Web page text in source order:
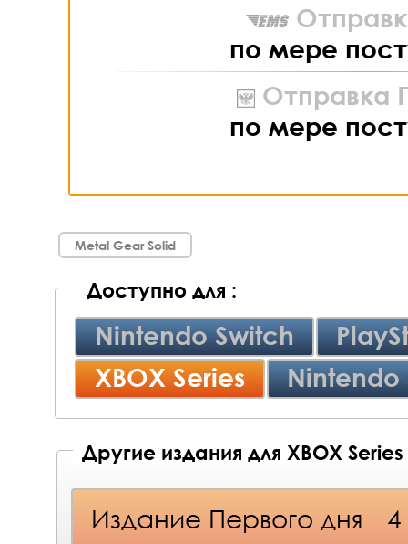
по мере
Отправка
по мере
Metal Gear Solid
Доступно для :
Nintendo Switch
XBOX Series
Nintendo
Другие издания для XBOX Series
Издание Первого дня